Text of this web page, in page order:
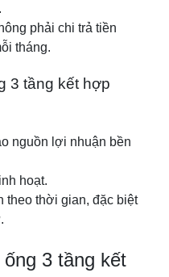
phải chi trả tiền
tháng.
3 tầng kết hợp
nguồn lợi nhuận bền
hoạt.
theo thời gian, đặc biệt
3 tầng kết